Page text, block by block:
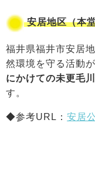
安居地区（本
福井県福井市安居
然環境を守る活動
にかけての未更毛
す。
◆参考URL： 安居